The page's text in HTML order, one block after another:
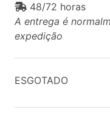
48/72 horas
A entrega é
expedição
ESGOTADO